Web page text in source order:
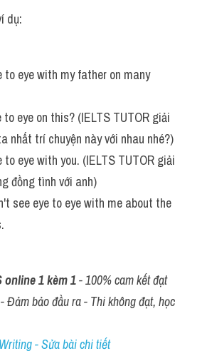
dụ:
to eye with my father on many
to eye on this? (IELTS TUTOR giải
nhất trí chuyện này với nhau nhé?)
to eye with you. (IELTS TUTOR giải
đồng tình với anh)
see eye to eye with me about the
online 1 kèm 1 - 100% cam kết đạt
Đảm bảo đầu ra - Thi không đạt, học
- Sửa bài chi tiết